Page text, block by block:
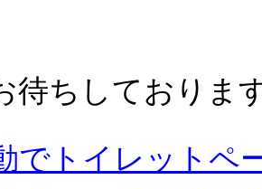
待ちしておりま
でトイレット